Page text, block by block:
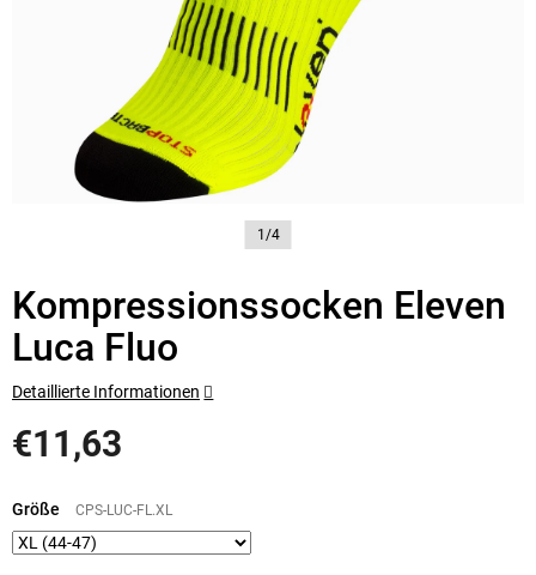
1/4
Kompressionssocken Eleven
Luca Fluo
€11,63
Größe CPS-LUC-FL.XL
Detaillierte Informationen